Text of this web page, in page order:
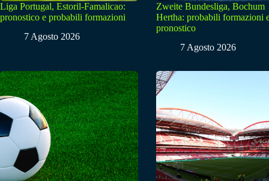
Liga Portugal, Estoril-Famalicao:
pronostico e probabili formazioni
7 Agosto 2026
Zweite Bundesliga, Bochum
Hertha: probabili formazioni
pronostico
7 Agosto 2026